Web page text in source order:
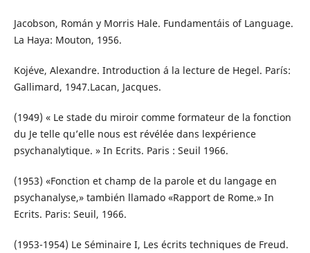
Jacobson, Román y Morris Hale. Fundamentáis of Language.
La Haya: Mouton, 1956.
Kojéve, Alexandre. Introduction á la lecture de Hegel. París:
Gallimard, 1947.Lacan, Jacques.
(1949) « Le stade du miroir comme formateur de la fonction
du Je telle qu’elle nous est révélée dans lexpérience
psychanalytique. » In Ecrits. Paris : Seuil 1966.
(1953) «Fonction et champ de la parole et du langage en
psychanalyse,» también llamado «Rapport de Rome.» In
Ecrits. Paris: Seuil, 1966.
(1953-1954) Le Séminaire I, Les écrits techniques de Freud.